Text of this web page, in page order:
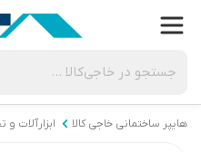
هایپر ساختمانی خاجی‌ کالا ابزارآلات